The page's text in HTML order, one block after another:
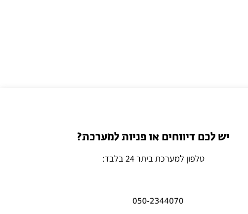
יש לכם דיווחים או פניות למערכת?
טלפון למערכת ביתר 24 בלבד: